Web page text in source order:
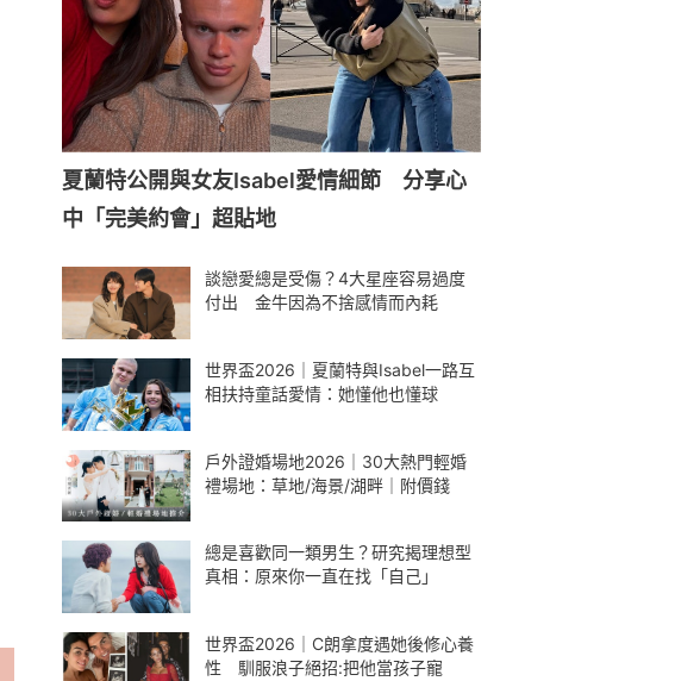
夏蘭特公開與女友Isabel愛情細節 分享心
中「完美約會」超貼地
談戀愛總是受傷？4大星座容易過度
付出 金牛因為不捨感情而內耗
世界盃2026｜夏蘭特與Isabel一路互
相扶持童話愛情：她懂他也懂球
戶外證婚場地2026｜30大熱門輕婚
禮場地：草地/海景/湖畔｜附價錢
總是喜歡同一類男生？研究揭理想型
真相：原來你一直在找「自己」
世界盃2026｜C朗拿度遇她後修心養
性 馴服浪子絕招:把他當孩子寵